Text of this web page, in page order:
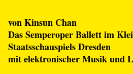
vonKinsun Chan
Das Semperoper Ballett im
Staatsschauspiels Dresden
mit elektronischer Musik und